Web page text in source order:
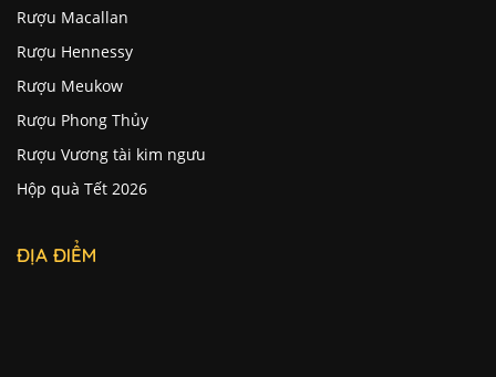
Rượu Macallan
Rượu Hennessy
Rượu Meukow
Rượu Phong Thủy
Rượu Vương tài kim ngưu
Hộp quà Tết 2026
ĐỊA ĐIỂM